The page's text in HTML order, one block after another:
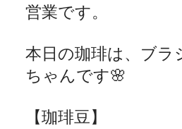
営業です。
本日の珈琲は、ブラ
ちゃんです🌸
【珈琲豆】